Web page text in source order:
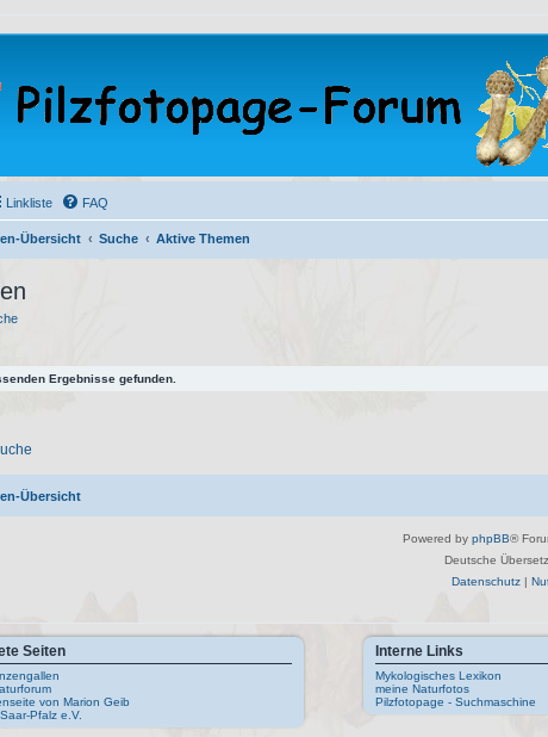
Linkliste FAQ
Übersicht Suche Aktive Themen
Ergebnisse gefunden.
Übersicht
Powered by phpBB®
Deutsche
Datenschutz|
Seiten
von Marion Geib
Pfalz e.V.
Interne Links
Mykologisches Lexikon
meine Naturfotos
Pilzfotopage - Suchmaschine